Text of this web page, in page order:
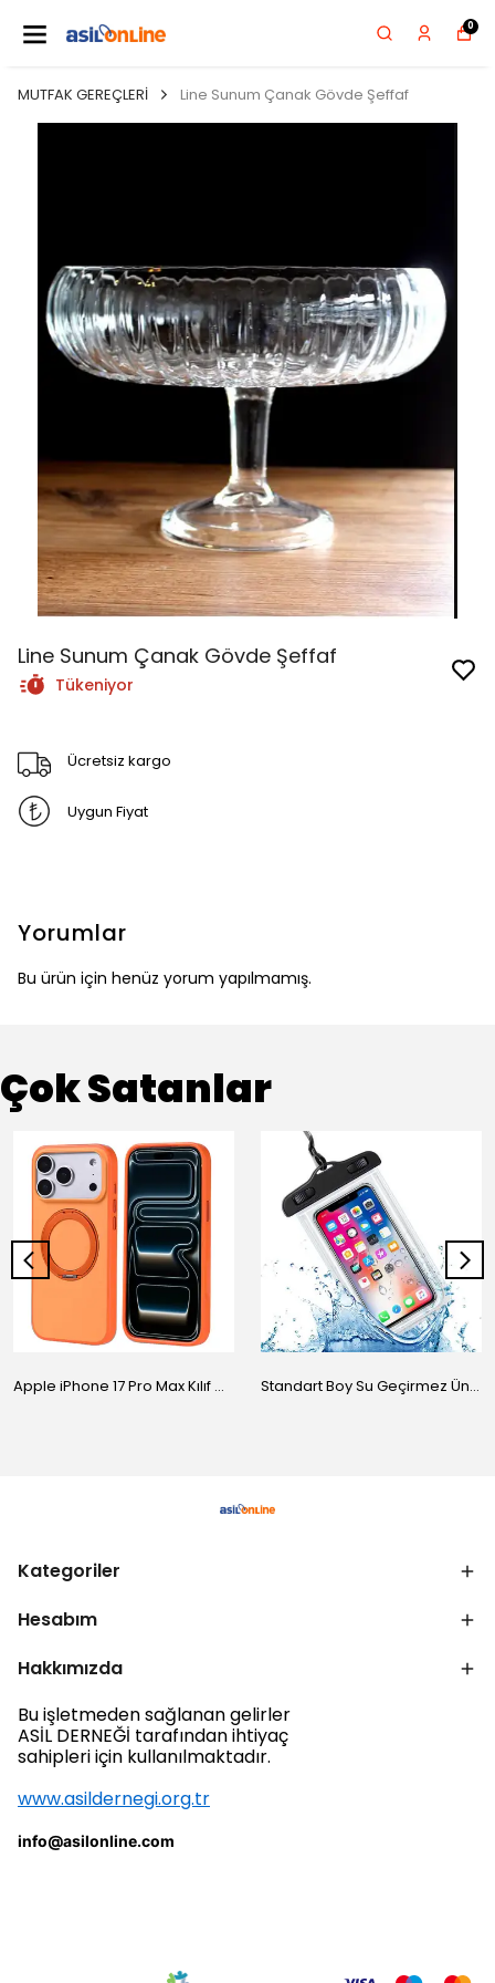
0
MUTFAK GEREÇLERİ Line Sunum Çanak Gövde Şeffaf
Line Sunum Çanak Gövde Şeffaf
Tükeniyor
Ücretsiz kargo
Uygun Fiyat
Yorumlar
Bu ürün için henüz yorum yapılmamış.
Çok Satanlar
Apple iPhone 17 Pro Max Kılıf M-Safe Şarj Özellikli Standlı Zore Proton Silikon Kapak Standart Boy Su Geçirmez Üniversal Kılıf
Kategoriler
Hesabım
Hakkımızda
Bu işletmeden sağlanan gelirler
ASİL DERNEĞİ tarafından ihtiyaç
sahipleri için kullanılmaktadır.
www.asildernegi.org.tr
info@asilonline.com